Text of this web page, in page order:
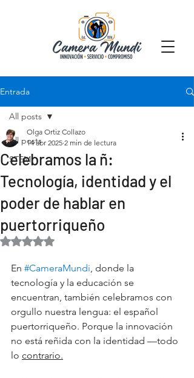
Entrada
All posts
STEM
All posts
Celebramos la ñ:
Tecnología, identidad y el
poder de hablar en
puertorriqueño
Olga Ortiz Collazo
14 abr 2025 2 min de lectura
Obtuvo NaN de 5 estrellas.
En #CameraMundi, donde la
tecnología y la educación se
encuentran, también celebramos con
orgullo nuestra lengua: el español
puertorriqueño. Porque la innovación
no está reñida con la identidad —todo
lo contrario.